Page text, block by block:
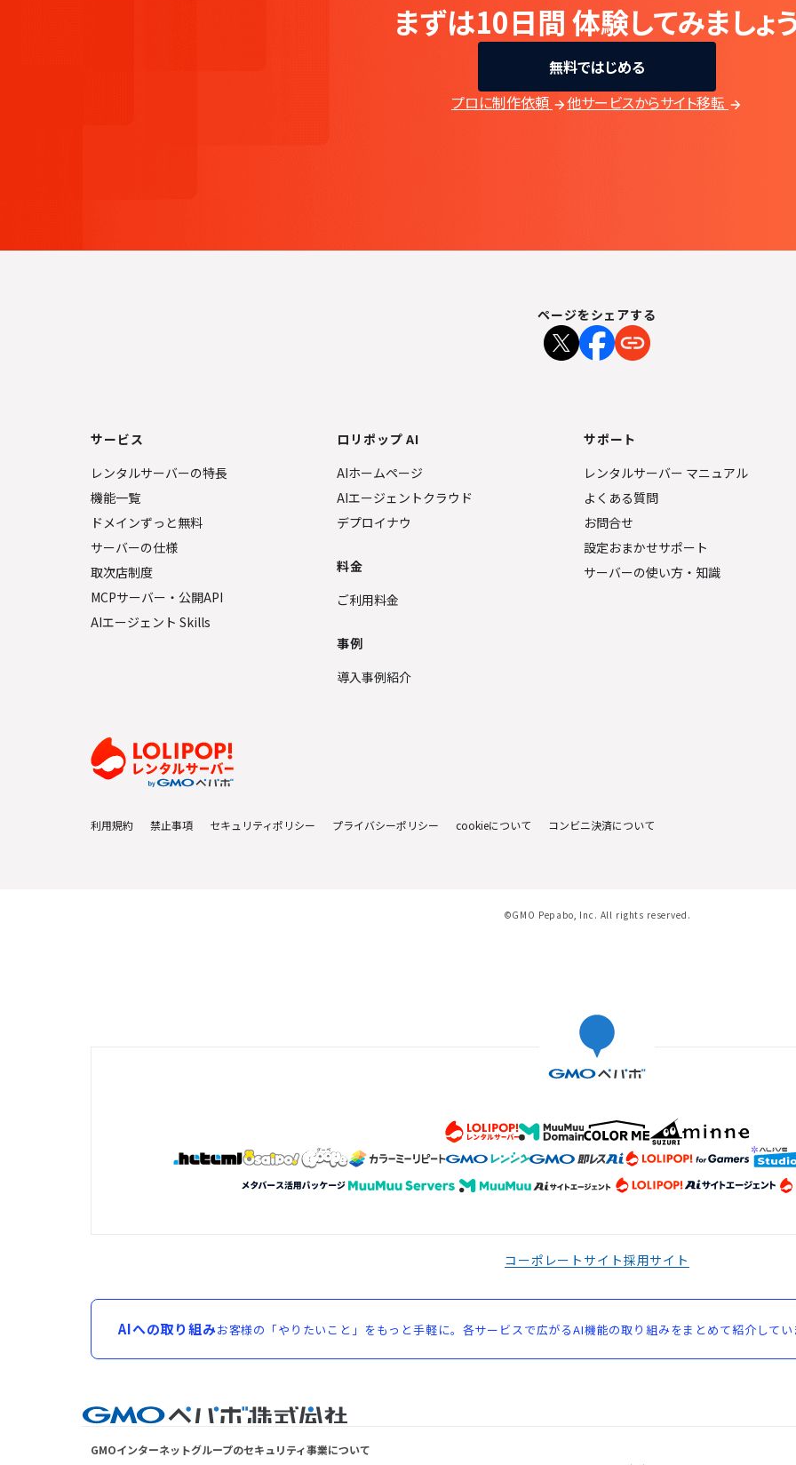
まずは10日間体験してみましょ
無料ではじめる
プロに制作依頼
他サービスからサイト移転
ページをシェアする
サービス
レンタルサーバーの特長
機能一覧
ドメインずっと無料
サーバーの仕様
取次店制度
MCPサーバー・公開API
AIエージェント Skills
ロリポップ AI
AIホームページ
AIエージェントクラウド
デプロイナウ
料金
ご利用料金
事例
導入事例紹介
サポート
レンタルサーバー マニュアル
よくある質問
お問合せ
設定おまかせサポート
サーバーの使い方・知識
利用規約 禁止事項 セキュリティポリシー プライバシーポリシー cookieについて コンビニ決済について
©GMO Pepabo, Inc. All rights reserved.
コーポレートサイト採用サイト
AIへの取り組みお客様の「やりたいこと」をもっと手軽に。各サービスで広がるAI機能の取り組みをまとめて紹介して
GMOインターネットグループのセキュリティ事業について